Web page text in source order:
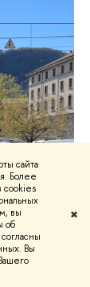
сайта
Более
cookies
вы
об
Вы
✖